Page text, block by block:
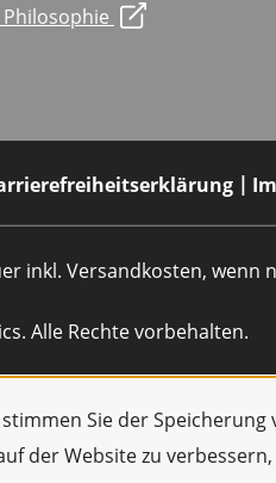
Sie der Speicherung
der Website zu
inkl. Versandkosten, wenn
Alle Rechte vorbehalten.